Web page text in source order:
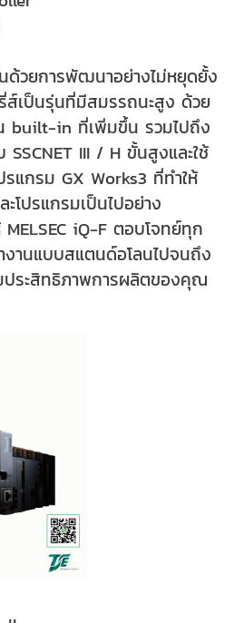
ด้วยการพัฒนาอย่างไม่หยุดยั้ง
ส์เป็นรุ่นที่มีสมรรถนะสูง ด้วย
built-in ที่เพิ่มขึ้น รวมไปถึง
III / H ขั้นสูงและใช้
รแกรม GX Works3 ที่ทำให้
โปรแกรมเป็นไปอย่าง
iQ-F ตอบโจทย์ทุก
งานแบบสแตนด์อโลนไปจนถึง
ระสิทธิภาพการผลิตของคุณ